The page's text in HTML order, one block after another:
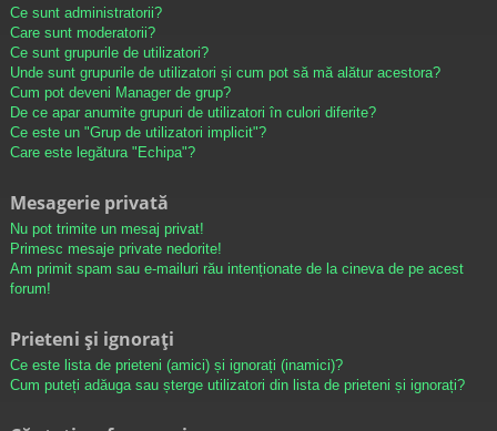
Ce sunt administratorii?
Care sunt moderatorii?
Ce sunt grupurile de utilizatori?
Unde sunt grupurile de utilizatori și cum pot să mă alătur acestora?
Cum pot deveni Manager de grup?
De ce apar anumite grupuri de utilizatori în culori diferite?
Ce este un "Grup de utilizatori implicit"?
Care este legătura "Echipa"?
Mesagerie privată
Nu pot trimite un mesaj privat!
Primesc mesaje private nedorite!
Am primit spam sau e-mailuri rău intenționate de la cineva de pe acest
forum!
Prieteni și ignorați
Ce este lista de prieteni (amici) și ignorați (inamici)?
Cum puteți adăuga sau șterge utilizatori din lista de prieteni și ignorați?